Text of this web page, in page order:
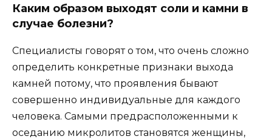
Каким образом выходят соли и камни в
случае болезни?
Специалисты говорят о том, что очень сложно
определить конкретные признаки выхода
камней потому, что проявления бывают
совершенно индивидуальные для каждого
человека. Самыми предрасположенными к
оседанию микролитов становятся женщины,